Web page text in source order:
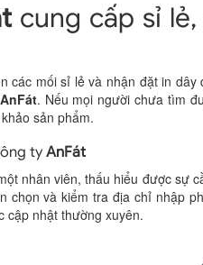
cung cấp sỉ
các mối sỉ lẻ và nhận đặt in
AnFát. Nếu mọi người chưa tìm
sản phẩm.
tyAnFát
nhân viên, thấu hiểu được sự
chọn và kiểm tra địa chỉ nhập
cập nhật thường xuyên.